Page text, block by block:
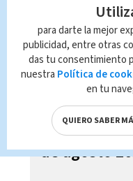
Noticias
de agosto
para darte la mejor
publicidad, entre otras
das tu consentimiento
nuestra Política de
en tu
QUIERO SABER